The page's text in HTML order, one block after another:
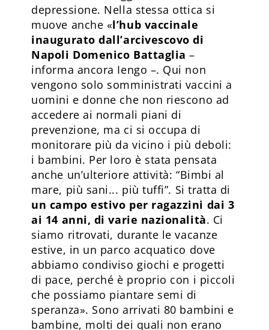
depressione. Nella stessa ottica si
muove anche «l’hub vaccinale
inaugurato dall’arcivescovo di
Napoli Domenico Battaglia –
informa ancora Iengo –. Qui non
vengono solo somministrati vaccini a
uomini e donne che non riescono ad
accedere ai normali piani di
prevenzione, ma ci si occupa di
monitorare più da vicino i più deboli:
i bambini. Per loro è stata pensata
anche un’ulteriore attività: “Bimbi al
mare, più sani... più tuffi”. Si tratta di
un campo estivo per ragazzini dai 3
ai 14 anni, di varie nazionalità. Ci
siamo ritrovati, durante le vacanze
estive, in un parco acquatico dove
abbiamo condiviso giochi e progetti
di pace, perché è proprio con i piccoli
che possiamo piantare semi di
speranza». Sono arrivati 80 bambini e
bambine, molti dei quali non erano